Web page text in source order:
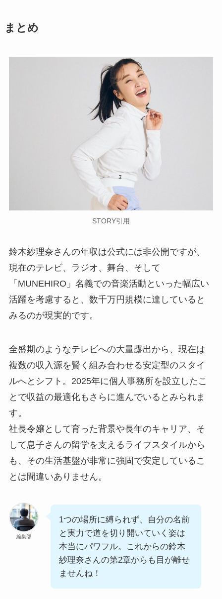
まとめ
STORY引用
鈴木紗理奈さんの年収は公式には非公開ですが、
現在のテレビ、ラジオ、舞台、そして
「MUNEHIRO」名義での音楽活動といった幅広い
活躍を考慮すると、数千万円規模に達していると
みるのが現実的です。
全盛期のようなテレビへの大量露出から、現在は
複数の収入源を賢く組み合わせる安定型のスタイ
ルへとシフト。2025年に個人事務所を設立したこ
とで収益の最適化もさらに進んでいるとみられま
す。
社長令嬢として育った背景や長年のキャリア、そ
して息子さんの留学を支えるライフスタイルから
も、その生活基盤が非常に強固で安定しているこ
とは間違いありません。
編集部
1つの場所に縛られず、自分の名前
と実力で道を切り開いていく姿は
本当にパワフル。これからの鈴木
紗理奈さんの第2章からも目が離せ
ませんね！